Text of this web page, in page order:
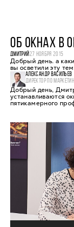
ОБ ОКНАХ В
ДМИТРИЙ27 НОЯБРЯ 2015
Добрый день. а
вы осветили эту
АЛЕКСАНДР ВАСИЛЬЕВ
ДИРЕКТОР ПО
Добрый день,
устанавливаются
пятикамерного